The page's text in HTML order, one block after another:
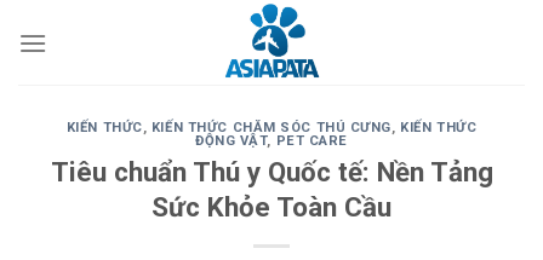
KIẾN THỨC, KIẾN THỨC CHĂM SÓC THÚ CƯNG, KIẾN THỨC
ĐỘNG VẬT, PET CARE
Tiêu chuẩn Thú y Quốc tế: Nền Tảng
Sức Khỏe Toàn Cầu